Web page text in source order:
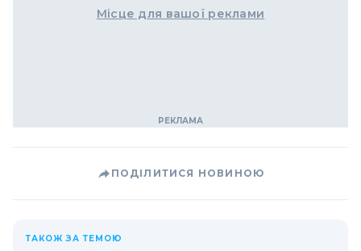
Місце для вашої реклами
ПОДІЛИТИСЯ НОВИНОЮ
ТАКОЖ ЗА ТЕМОЮ